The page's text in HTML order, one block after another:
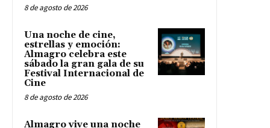
8 de agosto de 2026
Una noche de cine,
estrellas y emoción:
Almagro celebra este
sábado la gran gala de su
Festival Internacional de
Cine
8 de agosto de 2026
Almagro vive una noche